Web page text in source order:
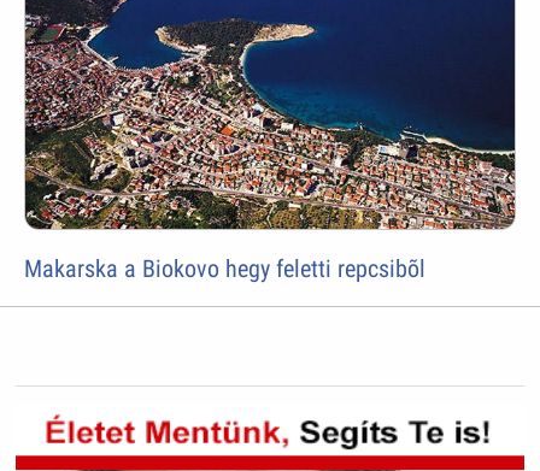
Makarska a Biokovo hegy feletti repcsibõl